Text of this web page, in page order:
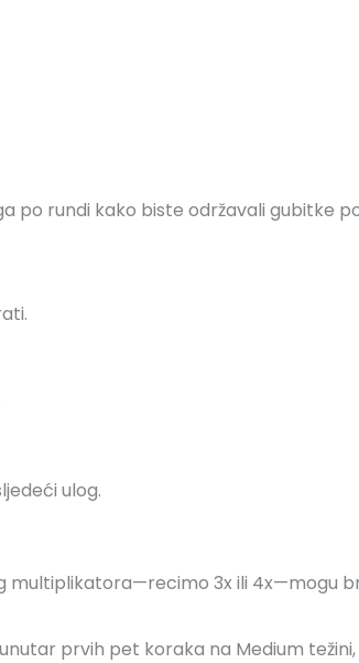
po rundi kako biste održavali gubitke
ulog.
multiplikatora—recimo 3x ili 4x—mogu
prvih pet koraka na Medium